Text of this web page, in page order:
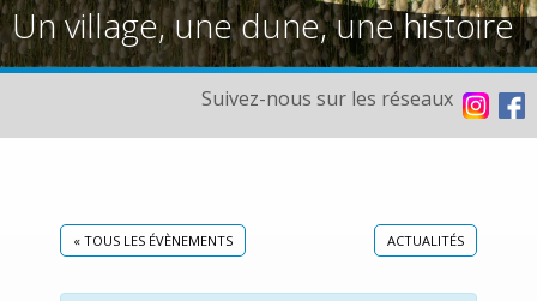
Un village, une dune, une histoire
Suivez-nous sur les réseaux
« TOUS LES ÉVÈNEMENTS ACTUALITÉS